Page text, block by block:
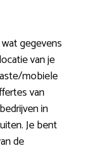
gegevens
van je
mobiele
van
in
Je bent
de